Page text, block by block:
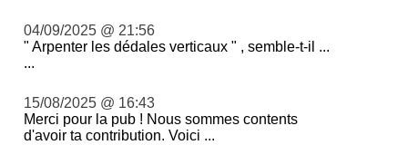
04/09/2025 @ 21:56
" Arpenter les dédales verticaux " , semble-t-il ...
...
15/08/2025 @ 16:43
Merci pour la pub ! Nous sommes contents
d'avoir ta contribution. Voici ...